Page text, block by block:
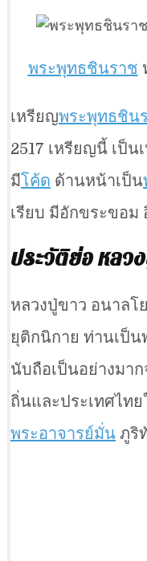
พระพุทธชินราช
เหรียญพระพุทธชิน
2517 เหรียญนี้ เป็
มีโค้ด ด้านหน้าเป็น
เรียบ มีอักขระขอม
ประวัติย่อ หลว
หลวงปู่ขาว อนาล
ยุติกนิกาย ท่านเป็น
นับถือเป็นอย่างมา
ถิ่นและประเทศไท
พระอาจารย์มั่น ภูริ